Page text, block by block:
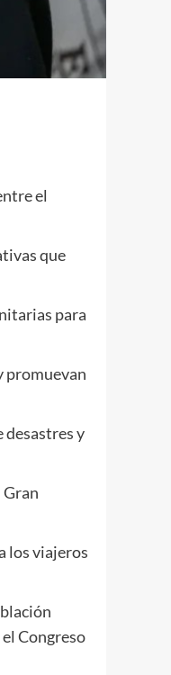
el
que
para
promuevan
desastres y
los viajeros
Congreso